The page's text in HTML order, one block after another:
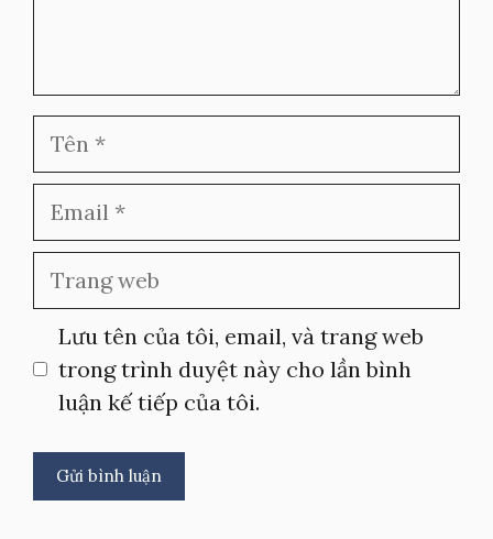
Tên
Email
Trang
Lưu tên của tôi, email, và trang web
trong trình duyệt này cho lần bình
luận kế tiếp của tôi.